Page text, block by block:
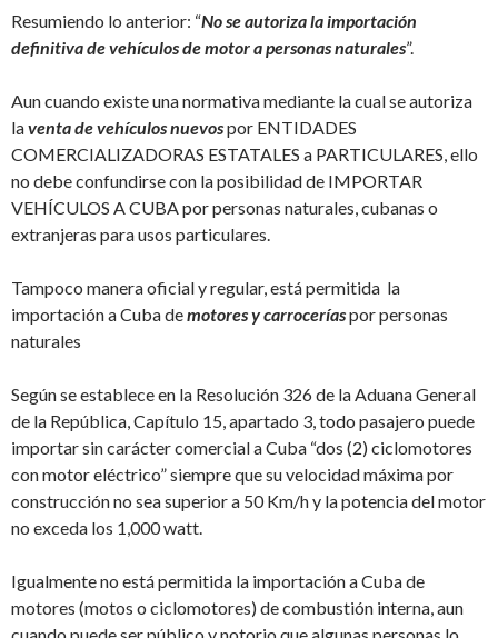
Resumiendo lo anterior: “No se autoriza la importación
definitiva de vehículos de motor a personas naturales”.
Aun cuando existe una normativa mediante la cual se autoriza
laventa de vehículos nuevospor ENTIDADES
COMERCIALIZADORAS ESTATALES a PARTICULARES, ello
no debe confundirse con la posibilidad de IMPORTAR
VEHÍCULOS A CUBA por personas naturales, cubanas o
extranjeras para usos particulares.
Tampoco manera oficial y regular, está permitida la
importación a Cuba demotores y carroceríaspor personas
naturales
Según se establece en la Resolución 326 de la Aduana General
de la República, Capítulo 15, apartado 3, todo pasajero puede
importar sin carácter comercial a Cuba “dos (2) ciclomotores
con motor eléctrico” siempre que su velocidad máxima por
construcción no sea superior a 50 Km/h y la potencia del motor
no exceda los 1,000 watt.
Igualmente no está permitida la importación a Cuba de
motores (motos o ciclomotores) de combustión interna, aun